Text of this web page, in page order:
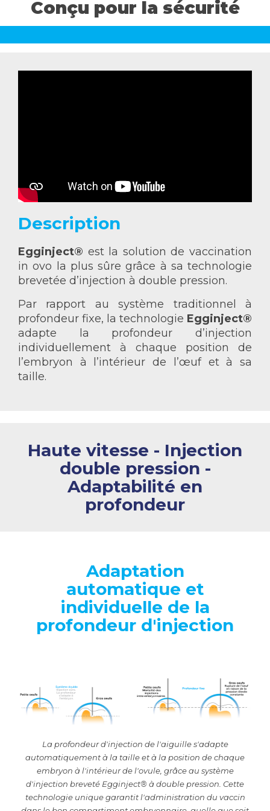
CONTACTEZ-NOUS
Ceva dans le monde
Conçu pour la sécurité
Description
Egginject® est la solution de vaccination
in ovo la plus sûre grâce à sa technologie
brevetée d’injection à double pression.
Par rapport au système traditionnel à
profondeur fixe, la technologie Egginject®
adapte la profondeur d’injection
individuellement à chaque position de
l’embryon à l’intérieur de l’œuf et à sa
taille.
Haute vitesse - Injection
double pression -
Adaptabilité en
profondeur
Adaptation
automatique et
individuelle de la
profondeur d'injection
La profondeur d'injection de l'aiguille s'adapte
automatiquement à la taille et à la position de chaque
embryon à l'intérieur de l'ovule, grâce au système
d'injection breveté Egginject® à double pression. Cette
technologie unique garantit l'administration du vaccin